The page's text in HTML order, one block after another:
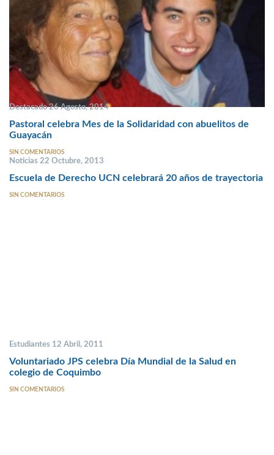
Destacado 26 Agosto, 2014
Pastoral celebra Mes de la Solidaridad con abuelitos de
Guayacán
SIN COMENTARIOS
Noticias 22 Octubre, 2013
Escuela de Derecho UCN celebrará 20 años de trayectoria
SIN COMENTARIOS
Estudiantes 12 Abril, 2011
Voluntariado JPS celebra Día Mundial de la Salud en
colegio de Coquimbo
SIN COMENTARIOS